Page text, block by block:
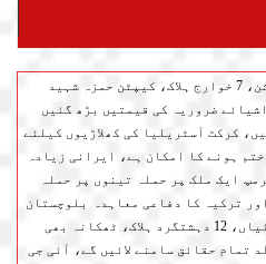
کرکٹ آسٹریلیا کی کھلاڑیوں کیلئے
ہونے کا امکان ہے، ایرانی زیادہ
ایک ملک پر حملہ تینوں پر حملہ
ترکیہ کا دفاعی معاہدہ بلوچستان
میں سکیورٹی فورسز کی دو کارروائیاں، 12 دہشتگرد ہلاک، ٹھکانہ بھی
حقائق سامنے لائیں گے، آئی جی